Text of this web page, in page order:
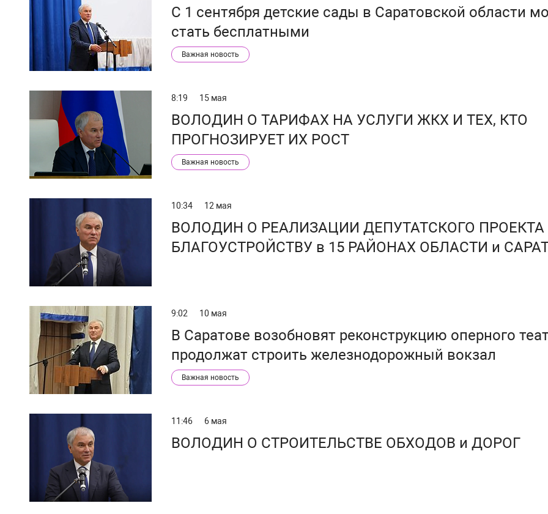
С 1 сентября детские сады в Саратовской области
стать бесплатными
Важная новость
8:19 15 мая
ВОЛОДИН О ТАРИФАХ НА УСЛУГИ ЖКХ И ТЕХ, КТО
ПРОГНОЗИРУЕТ ИХ РОСТ
Важная новость
10:34 12 мая
ВОЛОДИН О РЕАЛИЗАЦИИ ДЕПУТАТСКОГО ПРОЕКТА
БЛАГОУСТРОЙСТВУ в 15 РАЙОНАХ ОБЛАСТИ и
9:02 10 мая
В Саратове возобновят реконструкцию оперного
продолжат строить железнодорожный вокзал
Важная новость
11:46 6 мая
ВОЛОДИН О СТРОИТЕЛЬСТВЕ ОБХОДОВ и ДОРОГ